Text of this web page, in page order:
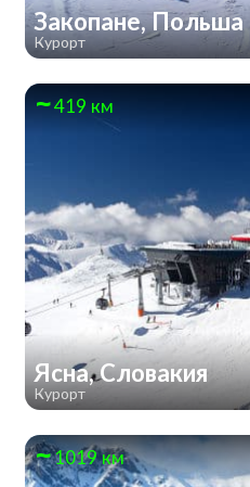
Закопане, Польша
Курорт
419 км
Ясна, Словакия
Курорт
1019 км